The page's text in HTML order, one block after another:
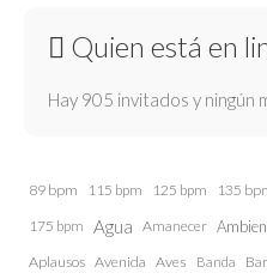
Quien está en
Hay 905 invitados y ningún
89 bpm 115 bpm 125 bpm 135
175 bpm Agua Amanecer
Aplausos Avenida Aves Banda